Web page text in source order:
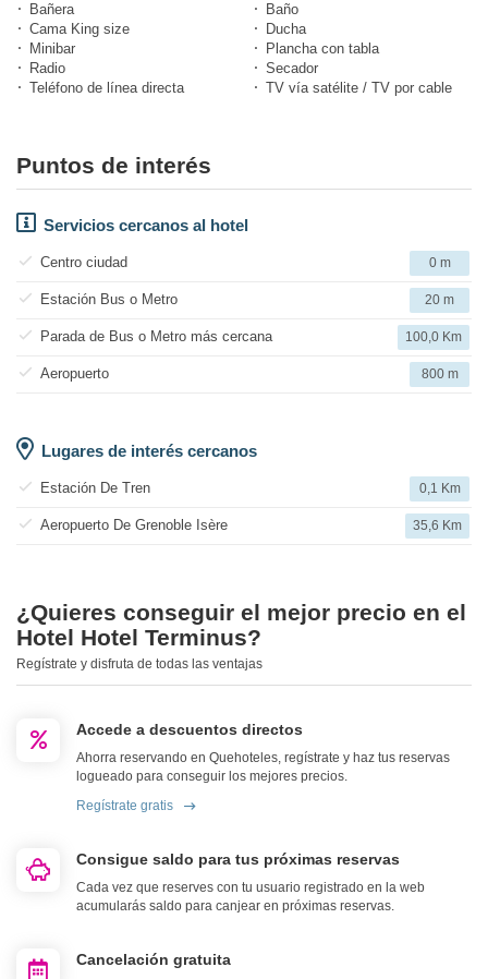
Bañera
Baño
Cama King size
Ducha
Minibar
Plancha con tabla
Radio
Secador
Teléfono de línea directa
TV vía satélite / TV por cable
Puntos de interés
Servicios cercanos al hotel
Centro ciudad 0 m
Estación Bus o Metro 20 m
Parada de Bus o Metro más cercana 100,0 Km
Aeropuerto 800 m
Lugares de interés cercanos
Estación De Tren 0,1 Km
Aeropuerto De Grenoble Isère 35,6 Km
¿Quieres conseguir el mejor precio en el
Hotel Hotel Terminus?
Regístrate y disfruta de todas las ventajas
Accede a descuentos directos
Ahorra reservando en Quehoteles, regístrate y haz tus reservas
logueado para conseguir los mejores precios.
Regístrate gratis
Consigue saldo para tus próximas reservas
Cada vez que reserves con tu usuario registrado en la web
acumularás saldo para canjear en próximas reservas.
Cancelación gratuita